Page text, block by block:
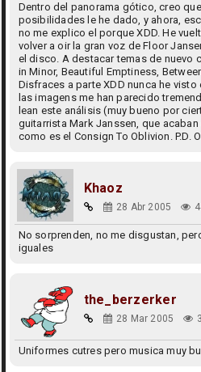
Dentro del panorama gótico, creo
posibilidades le he dado, y ahora,
no me explico el porque XDD. He
volver a oir la gran voz de Floor
el disco. A destacar temas de nuevo
in Minor, Beautiful Emptiness,
Disfraces a parte XDD nunca he
las imagens me han parecido
lean este análisis (muy bueno por
guitarrista Mark Janssen, que
como es el Consign To Oblivion. P.D.
Khaoz
28 Abr 2005
No sorprenden, no me disgustan,
iguales
the_berzerker
28 Mar 2005
Uniformes cutres pero musica muy